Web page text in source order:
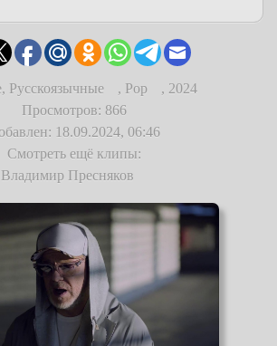
Русскоязычные , Pop , 2024
Просмотров: 866
18.09.2024, 06:46
Смотреть ещё клипы:
Владимир Пресняков